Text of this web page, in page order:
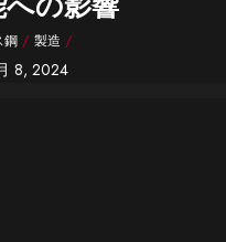
鋼/ 製造 /
8, 2024